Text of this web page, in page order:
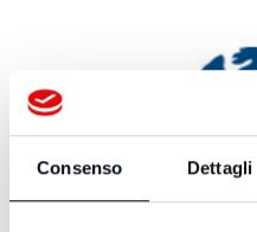
Consenso Dettagli